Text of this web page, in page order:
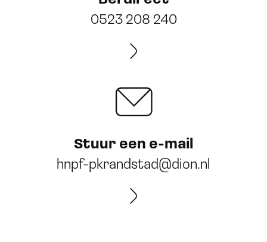
0523 208 240
Stuur een e-mail
hnpf-pkrandstad@dion.nl